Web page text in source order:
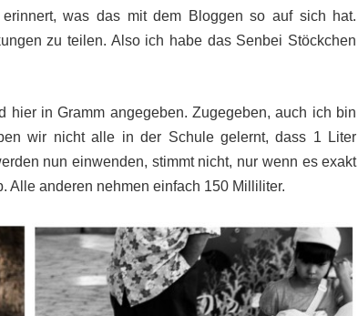
was das mit dem Bloggen so auf sich hat.
zu teilen. Also ich habe das Senbei Stöckchen
hier in Gramm angegeben. Zugegeben, auch ich bin
wir nicht alle in der Schule gelernt, dass 1 Liter
nun einwenden, stimmt nicht, nur wenn es exakt
Alle anderen nehmen einfach 150 Milliliter.